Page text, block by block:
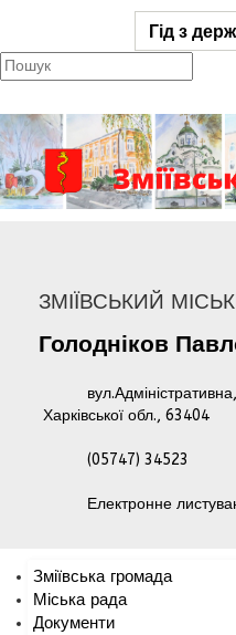
Гід з
ЗМІЇВСЬКИЙ
Голодніков
Харківської обл., 63404
(05747) 34523
Електронне
Зміївська громада
Міська рада
Документи